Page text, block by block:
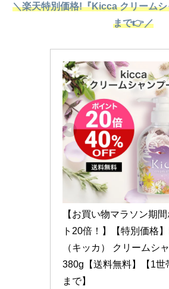
＼楽天特別価格!『Kicca クリーム
まで👉／
【お買い物マラソン期
ト20倍！】【特別価格
（キッカ） クリームシ
380g【送料無料】【1世
まで】